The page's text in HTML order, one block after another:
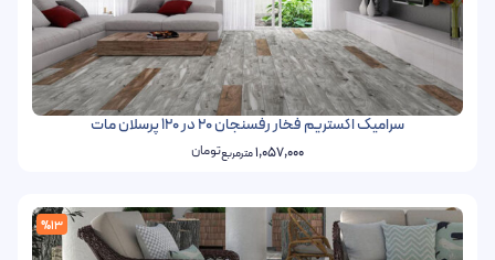
سرامیک اکستریم فخار رفسنجان 20 در 120 پرسلان مات
1,057,000مترمربعتومان
%13